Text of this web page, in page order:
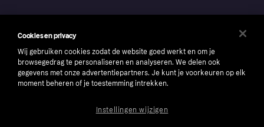
Cookies en privacy
Wij gebruiken cookies zodat de website goed werkt en om je
browsegedrag te personaliseren en analyseren. We delen ook
gegevens met onze advertentiepartners. Je kunt je voorkeuren op elk
moment beheren of je toestemming intrekken.
Instellingen wijzigen